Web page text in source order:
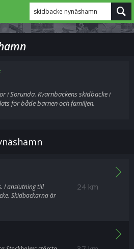
skidbacke nynäshamn
i Sorunda. Kvarnbackens skidbacke i
för både barnen och familjen.
24 km
I anslutning till
Skidbackarna är